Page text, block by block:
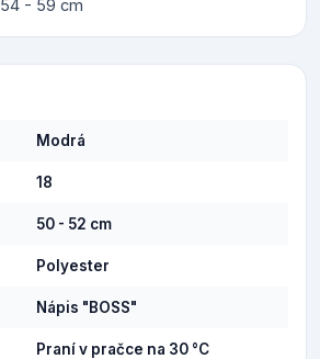
54 - 59 cm
Modrá
18
50 - 52 cm
Polyester
Nápis "BOSS"
Praní v pračce na 30 °C